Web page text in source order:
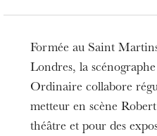
Formée au Saint
Londres, la
Ordinaire collabore
metteur en scène
théâtre et pour des